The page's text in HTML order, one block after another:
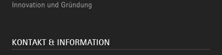
Innovation und Gründung
KONTAKT & INFORMATION